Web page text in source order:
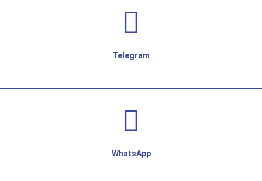
Telegram
WhatsApp